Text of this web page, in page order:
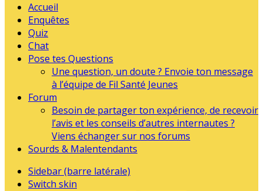
Accueil
Enquêtes
Quiz
Chat
Pose tes Questions
Une question, un doute ? Envoie ton message
à l’équipe de Fil Santé Jeunes
Forum
Besoin de partager ton expérience, de recevoir
l’avis et les conseils d’autres internautes ?
Viens échanger sur nos forums
Sourds & Malentendants
Sidebar (barre latérale)
Switch skin